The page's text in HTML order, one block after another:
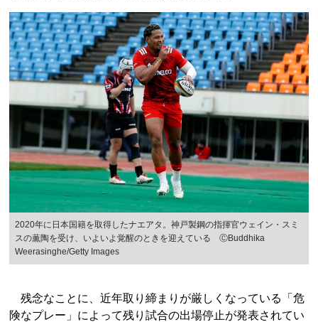
2020年に日本国籍を取得したナエアタ。神戸製鋼の指揮官ウェイン・スミ
スの薫陶を受け、いよいよ覚醒のときを迎えている ⒸBuddhika
Weerasinghe/Getty Images
残念なことに、近年取り締まりが厳しくなっている「危
険なプレー」によって残り試合の出場停止が発表されてい